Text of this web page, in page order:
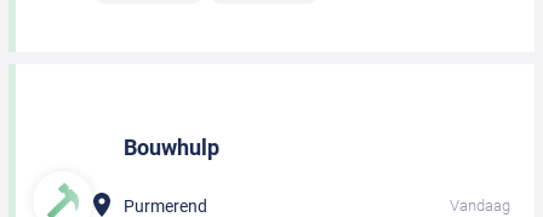
Bouwhulp
Purmerend Vandaag